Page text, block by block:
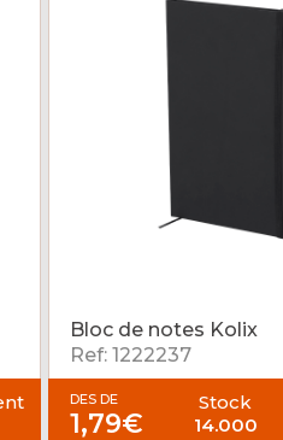
Bloc de notes Kolix
Ref: 1222237
DES DE
1,79€
Stock
14.000